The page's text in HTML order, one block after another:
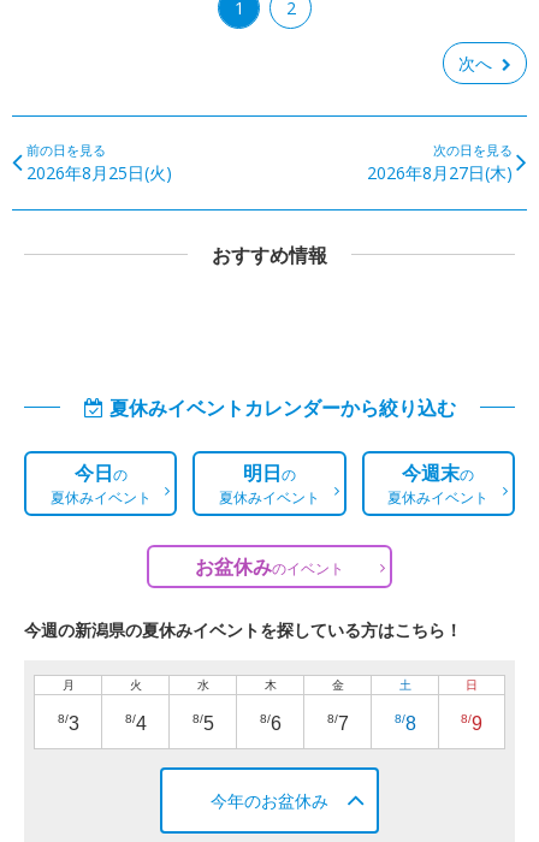
1 2
次へ
前の日を見る
2026年8月25日(火)
次の日を見る
2026年8月27日(木)
おすすめ情報
夏休みイベントカレンダーから絞り込む
今日の
夏休みイベント
明日の
夏休みイベント
今週末の
夏休みイベント
お盆休みのイベント
今週の新潟県の夏休みイベントを探している方はこちら！
月
8/3
火
8/4
水
8/5
木
8/6
金
8/7
土
8/8
日
8/9
今年のお盆休み